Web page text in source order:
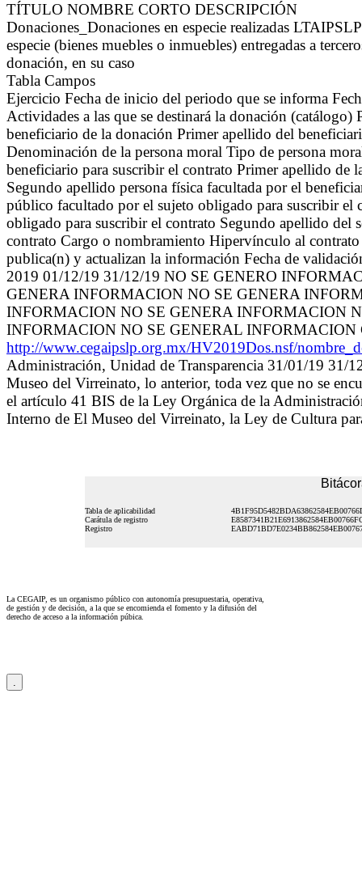
TÍTULO NOMBRE CORTO DESCRIPCIÓN
Donaciones_Donaciones en especie realizadas
especie (bienes muebles o inmuebles) entregadas a
donación, en su caso
Tabla Campos
Ejercicio Fecha de inicio del periodo que se informa
Actividades a las que se destinará la donación
beneficiario de la donación Primer apellido del
Denominación de la persona moral Tipo de persona
beneficiario para suscribir el contrato Primer apellido de
Segundo apellido persona física facultada por el
público facultado por el sujeto obligado para suscribir
obligado para suscribir el contrato Segundo apellido
contrato Cargo o nombramiento Hipervínculo al
publica(n) y actualizan la información Fecha de
2019 01/12/19 31/12/19 NO SE GENERO
GENERA INFORMACION NO SE GENERA
INFORMACION NO SE GENERA INFORMACION
INFORMACION NO SE GENERAL
http://www.cegaipslp.org.mx/HV2019Dos.nsf/
Administración, Unidad de Transparencia 31/01/19 31/
Museo del Virreinato, lo anterior, toda vez que no se
el artículo 41 BIS de la Ley Orgánica de la
Interno de El Museo del Virreinato, la Ley de Cultura
Tabla de aplicabilidad
Carátula de registro
Registro
La CEGAIP, es un organismo público con autonomía presupuestaria, operativa,
de gestión y de decisión, a la que se encomienda el fomento y la difusión del
derecho de acceso a la información púbica.